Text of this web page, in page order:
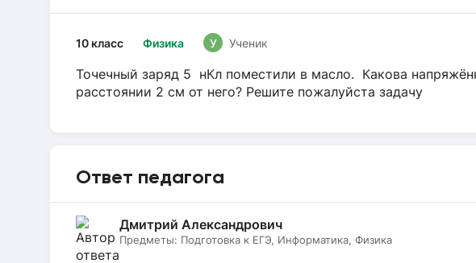
Физика
10 класс У Ученик
Точечный заряд 5 нКл поместили в масло. Какова
расстоянии 2 см от него? Решите пожалуйста задачу
Ответ педагога
Дмитрий Александрович
Предметы: Подготовка к ЕГЭ, Информатика, Физика